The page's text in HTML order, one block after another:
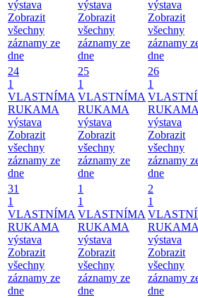
výstava
Zobrazit
všechny
záznamy ze
dne
výstava
Zobrazit
všechny
záznamy ze
dne
výstava
Zobrazit
všechny
záznamy
dne
24
1
VLASTNÍMA
RUKAMA
výstava
Zobrazit
všechny
záznamy ze
dne
25
1
VLASTNÍMA
RUKAMA
výstava
Zobrazit
všechny
záznamy ze
dne
26
1
RUKAMA
výstava
Zobrazit
všechny
záznamy
dne
31
1
VLASTNÍMA
RUKAMA
výstava
Zobrazit
všechny
záznamy ze
dne
1
1
VLASTNÍMA
RUKAMA
výstava
Zobrazit
všechny
záznamy ze
dne
2
1
RUKAMA
výstava
Zobrazit
všechny
záznamy
dne